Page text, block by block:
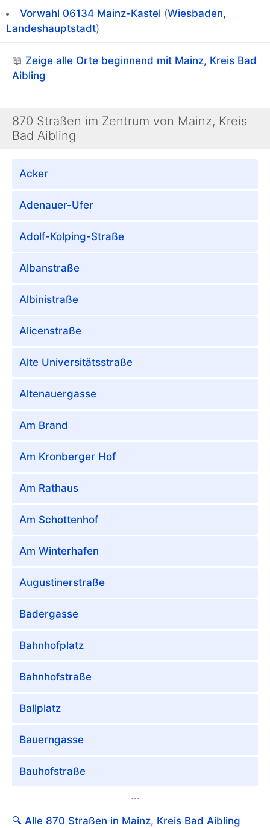
Vorwahl 06134 Mainz-Kastel (Wiesbaden,
Landeshauptstadt)
📖 Zeige alle Orte beginnend mit Mainz, Kreis Bad
Aibling
870 Straßen im Zentrum von Mainz, Kreis
Bad Aibling
Acker
Adenauer-Ufer
Adolf-Kolping-Straße
Albanstraße
Albinistraße
Alicenstraße
Alte Universitätsstraße
Altenauergasse
Am Brand
Am Kronberger Hof
Am Rathaus
Am Schottenhof
Am Winterhafen
Augustinerstraße
Badergasse
Bahnhofplatz
Bahnhofstraße
Ballplatz
Bauerngasse
Bauhofstraße
...
🔍 Alle 870 Straßen in Mainz, Kreis Bad Aibling